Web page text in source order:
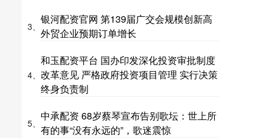
3、
银河配资官网 第139届广交会规模创新高
外贸企业预期订单增长
4、
和玉配资平台 国办印发深化投资审批制度
改革意见 严格政府投资项目管理 实行决策
终身负责制
5、
中承配资 68岁蔡琴宣布告别歌坛：世上所
有的事“没有永远的”，歌迷震惊